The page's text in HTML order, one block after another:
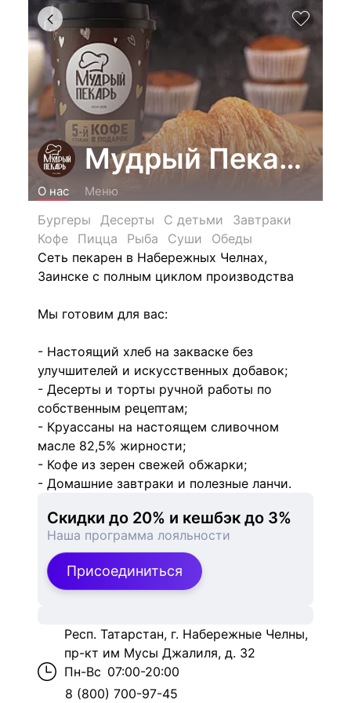
Мудрый Пекарь
О нас Меню
Бургеры Десерты С детьми
Завтраки
Кофе
Пицца Рыба Суши
Обеды
Сеть пекарен в Набережных Челнах,
Заинске с полным циклом производства
Мы готовим для вас:
- Настоящий хлеб на закваске без
улучшителей и искусственных добавок;
- Десерты и торты ручной работы по
собственным рецептам;
- Круассаны на настоящем сливочном
масле 82,5% жирности;
- Кофе из зерен свежей обжарки;
- Домашние завтраки и полезные ланчи.
Скидки до 20% и кешбэк до 3%
Наша программа лояльности
Присоединиться
Респ. Татарстан, г. Набережные Челны,
пр-кт им Мусы Джалиля, д. 32
Пн-Вс 07:00-20:00
8 (800) 700-97-45